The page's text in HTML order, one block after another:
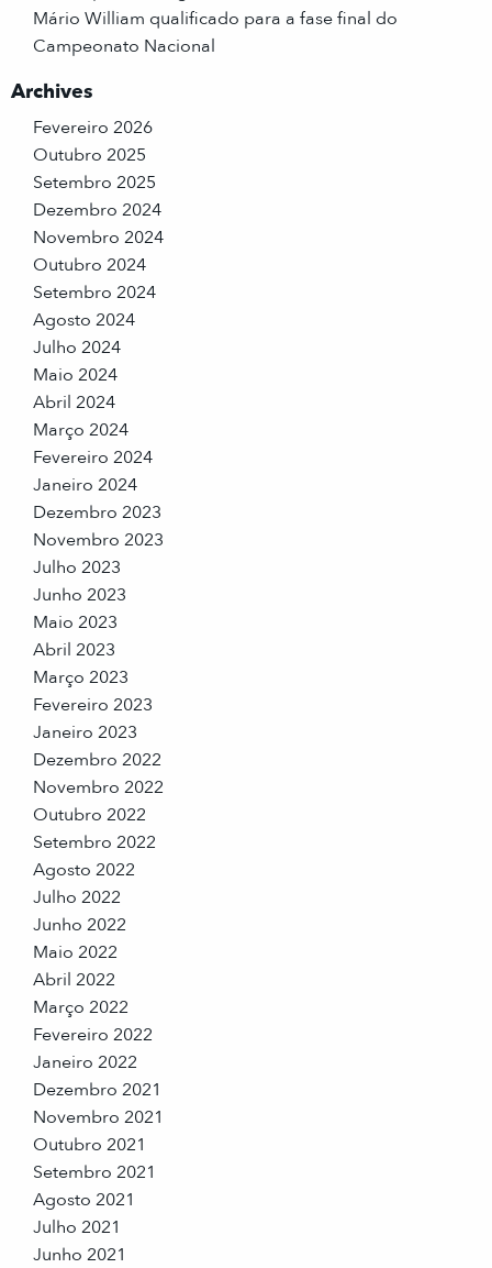
Mário William qualificado para a fase final do
Campeonato Nacional
Archives
Fevereiro 2026
Outubro 2025
Setembro 2025
Dezembro 2024
Novembro 2024
Outubro 2024
Setembro 2024
Agosto 2024
Julho 2024
Maio 2024
Abril 2024
Março 2024
Fevereiro 2024
Janeiro 2024
Dezembro 2023
Novembro 2023
Julho 2023
Junho 2023
Maio 2023
Abril 2023
Março 2023
Fevereiro 2023
Janeiro 2023
Dezembro 2022
Novembro 2022
Outubro 2022
Setembro 2022
Agosto 2022
Julho 2022
Junho 2022
Maio 2022
Abril 2022
Março 2022
Fevereiro 2022
Janeiro 2022
Dezembro 2021
Novembro 2021
Outubro 2021
Setembro 2021
Agosto 2021
Julho 2021
Junho 2021